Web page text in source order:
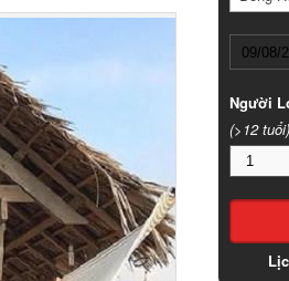
Người
(>12 tuổi)